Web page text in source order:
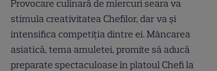
Provocare culinară de miercuri seara va
stimula creativitatea Chefilor, dar va și
intensifica competiția dintre ei. Mâncarea
asiatică, tema amuletei, promite să aducă
preparate spectaculoase în platoul Chefi la